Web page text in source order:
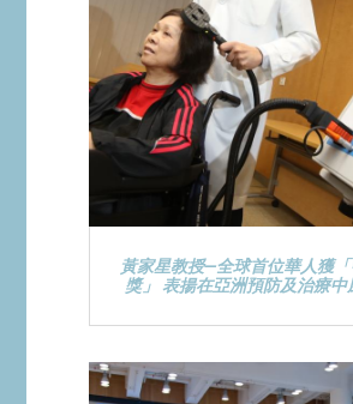
黃家星教授—全球首位華人獲
獎」 表揚在亞洲預防及治療中